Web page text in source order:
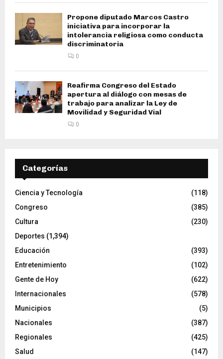
Propone diputado Marcos Castro
iniciativa para incorporar la
intolerancia religiosa como conducta
discriminatoria
0
Reafirma Congreso del Estado
apertura al diálogo con mesas de
trabajo para analizar la Ley de
Movilidad y Seguridad Vial
0
Categorías
Ciencia y Tecnología
(118)
Congreso
(385)
Cultura
(230)
Deportes (1,394)
Educación
(393)
Entretenimiento
(102)
Gente de Hoy
(622)
Internacionales
(578)
Municipios
(5)
Nacionales
(387)
Regionales
(425)
Salud
(147)